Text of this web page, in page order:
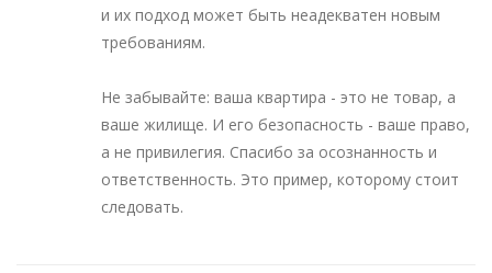
и их подход может быть неадекватен новым
требованиям.
Не забывайте: ваша квартира - это не товар, а
ваше жилище. И его безопасность - ваше право,
а не привилегия. Спасибо за осознанность и
ответственность. Это пример, которому стоит
следовать.